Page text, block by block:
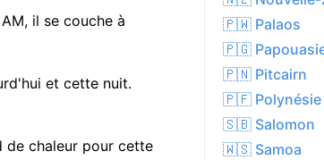
il se couche à
et cette nuit.
de chaleur pour cette
🇵🇼 Palaos
🇵🇬
🇵🇳 Pitcairn
🇵🇫 Polynésie
🇸🇧 Salomon
🇼🇸 Samoa